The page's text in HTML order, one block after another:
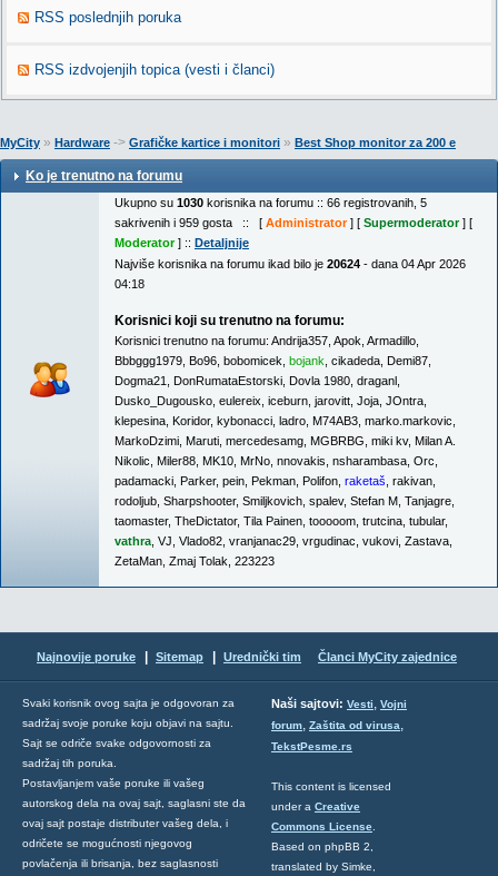
RSS poslednjih poruka
RSS izdvojenjih topica (vesti i članci)
MyCity » Hardware -> Grafičke kartice i monitori » Best Shop monitor za 200 e
Ko je trenutno na forumu
Ukupno su 1030 korisnika na forumu :: 66 registrovanih, 5
sakrivenih i 959 gosta :: [ Administrator] [ Supermoderator] [
Moderator] :: Detaljnije
Najviše korisnika na forumu ikad bilo je 20624 - dana 04 Apr 2026
04:18
Korisnici koji su trenutno na forumu:
Korisnici trenutno na forumu: Andrija357 Apok Armadillo
Bbbggg1979 Bo96 bobomicek bojank cikadeda Demi87
Dogma21
DonRumataEstorski Dovla 1980 draganl
Dusko_Dugousko eulereix iceburn jarovitt Joja JOntra
klepesina Koridor, kybonacci ladro M74AB3 marko.markovic
MarkoDzimi Maruti mercedesamg MGBRBG miki kv, Milan A.
Nikolic Miler88 MK10 MrNo nnovakis nsharambasa Orc
padamacki Parker, pein Pekman Polifon raketaš rakivan
rodoljub Sharpshooter, Smiljkovich spalev, Stefan M Tanjagre
taomaster, TheDictator, Tila Painen tooooom trutcina tubular,
vathra VJ Vlado82 vranjanac29 vrgudinac vukovi Zastava
ZetaMan Zmaj Tolak 223223
Najnovije poruke Sitemap Urednički tim Članci MyCity zajednice
Svaki korisnik ovog sajta je odgovoran za
sadržaj svoje poruke koju objavi na sajtu.
Sajt se odriče svake odgovornosti za
sadržaj tih poruka.
Postavljanjem vaše poruke ili vašeg
autorskog dela na ovaj sajt, saglasni ste da
ovaj sajt postaje distributer vašeg dela, i
odričete se mogućnosti njegovog
povlačenja ili brisanja, bez saglasnosti
Naši sajtovi: Vesti, Vojni
forum, Zaštita od virusa,
TekstPesme.rs
This content is licensed
under a Creative
Commons License
Based on phpBB 2,
translated by Simke,